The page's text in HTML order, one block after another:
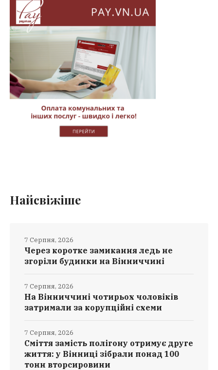
Найсвіжіше
Через коротке замикання ледь не
згоріли будинки на Вінниччині
7 Серпня, 2026
На Вінниччині чотирьох чоловіків
затримали за корупційні схеми
7 Серпня, 2026
Сміття замість полігону отримує друге
життя: у Вінниці зібрали понад 100
тонн вторсировини
7 Серпня, 2026